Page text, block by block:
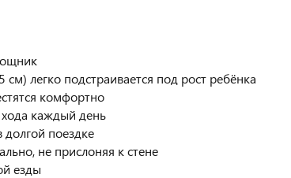
легко подстраивается под рост ребёнка
комфортно
каждый день
поездке
не прислоняя к стене
езды